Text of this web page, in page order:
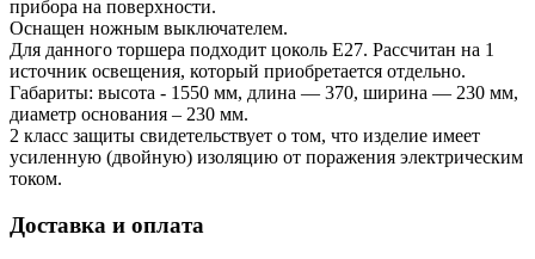
прибора на поверхности.
Оснащен ножным выключателем.
Для данного торшера подходит цоколь Е27. Рассчитан на 1
источник освещения, который приобретается отдельно.
Габариты: высота - 1550 мм, длина — 370, ширина — 230 мм,
диаметр основания – 230 мм.
2 класс защиты свидетельствует о том, что изделие имеет
усиленную (двойную) изоляцию от поражения электрическим
током.
Доставка и оплата